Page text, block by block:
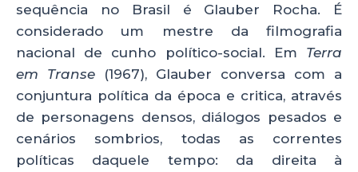
sequência no Brasil é Glauber Rocha. É
considerado um mestre da filmografia
nacional de cunho político-social. Em Terra
em Transe (1967), Glauber conversa com a
conjuntura política da época e critica, através
de personagens densos, diálogos pesados e
cenários sombrios, todas as correntes
políticas daquele tempo: da direita à